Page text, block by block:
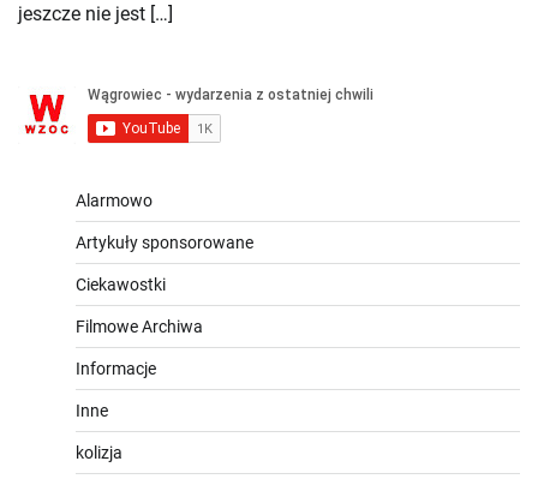
jeszcze nie jest […]
Alarmowo
Artykuły sponsorowane
Ciekawostki
Filmowe Archiwa
Informacje
Inne
kolizja